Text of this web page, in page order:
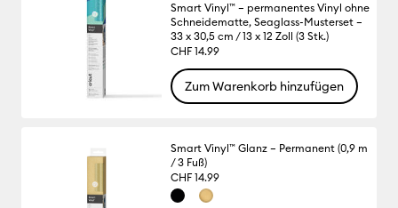
Smart Vinyl™ – permanentes Vinyl ohne
Schneidematte, Seaglass-Musterset –
33 x 30,5 cm / 13 x 12 Zoll (3 Stk.)
CHF 14.99
Zum Warenkorb hinzufügen
Smart Vinyl™ Glanz – Permanent (0,9 m
/ 3 Fuß)
CHF 14.99